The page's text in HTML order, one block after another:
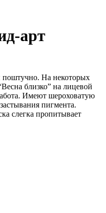
арт
На некоторых
близко” на лицевой
Имеют шероховатую
пигмента.
слегка пропитывает